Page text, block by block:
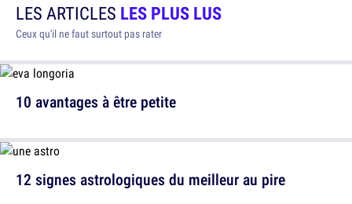
LES ARTICLES LES PLUS LUS
Ceux qu'il ne faut surtout pas rater
10 avantages à être petite
12 signes astrologiques du meilleur au pire